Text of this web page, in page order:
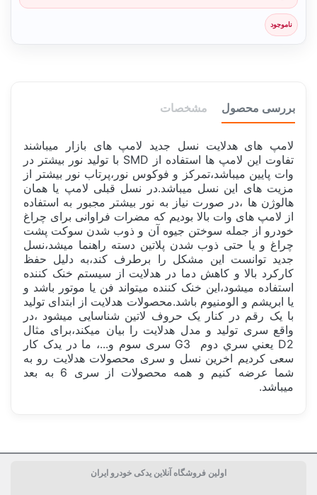
ناموجود
بررسی محصول مشخصات
لامپ های هدلایت نسل جدید لامپ های بازار میباشند
تفاوت این لامپ ها استفاده از SMD با تولید نور بیشتر در
وات پایین میباشد،تمرکز و فوکوس نور،پرتاب نور بیشتر از
مزیت های این نسل میباشد.در نسل قبلی لامپ یا همان
هالوژن ها ،در صورت نیاز به نور بیشتر مجبور به استفاده
از لامپ های وات بالا بودیم که مضرات فراوانی برای چراغ
خودرو از جمله سوختن جیوه آن و ذوب شدن سوکت پشت
چراغ و یا حتی ذوب شدن پلاتین دسته راهنما میشد،نسل
جدید توانست این مشکل را برطرف کند،به دلیل حفظ
کارکرد بالا و کاهش دما در هدلایت از سیستم خنک کننده
استفاده میشود،این خنک کننده میتواند فن یا موتور باشد و
یا ابریشم و الومنیوم باشد.محصولات هدلایت از ابتدای تولید
با یک رقم در کنار یک حروف لاتین شناسایی میشود ،در
واقع سری تولید و مدل هدلایت را بیان میکند،برای مثال
D2 يعني سري دوم G3 سری سوم و...، ما در یدک کار
سعی کردیم اخرین نسل و سری محصولات هدلایت رو به
شما عرضه کنیم و همه محصولات از سری 6 به بعد
میباشد.
مشخصات فنی لامپ H7
اولین فروشگاه آنلاین یدکی خودرو ایران